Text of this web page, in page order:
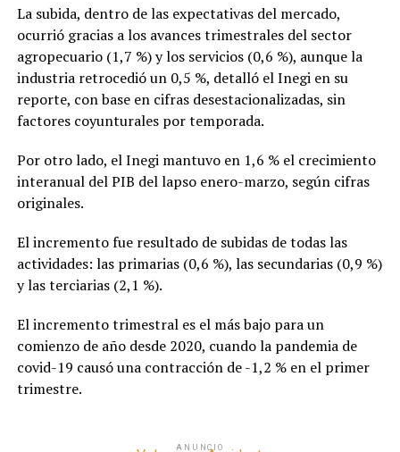
La subida, dentro de las expectativas del mercado,
ocurrió gracias a los avances trimestrales del sector
agropecuario (1,7 %) y los servicios (0,6 %), aunque la
industria retrocedió un 0,5 %, detalló el Inegi en su
reporte, con base en cifras desestacionalizadas, sin
factores coyunturales por temporada.
Por otro lado, el Inegi mantuvo en 1,6 % el crecimiento
interanual del PIB del lapso enero-marzo, según cifras
originales.
El incremento fue resultado de subidas de todas las
actividades: las primarias (0,6 %), las secundarias (0,9 %)
y las terciarias (2,1 %).
El incremento trimestral es el más bajo para un
comienzo de año desde 2020, cuando la pandemia de
covid-19 causó una contracción de -1,2 % en el primer
trimestre.
ANUNCIO